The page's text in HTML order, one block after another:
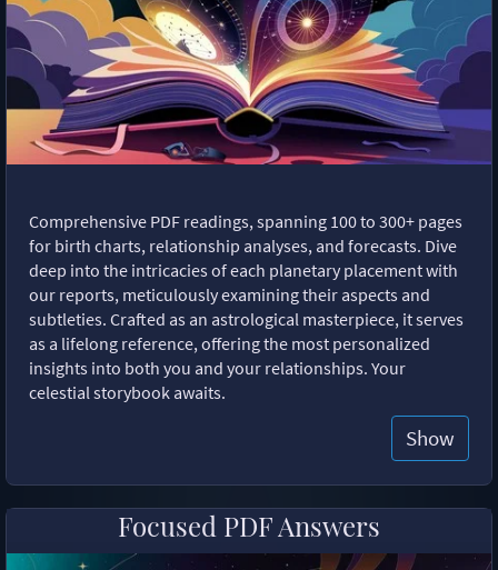
Comprehensive PDF readings, spanning 100 to 300+ pages
for birth charts, relationship analyses, and forecasts. Dive
deep into the intricacies of each planetary placement with
our reports, meticulously examining their aspects and
subtleties. Crafted as an astrological masterpiece, it serves
as a lifelong reference, offering the most personalized
insights into both you and your relationships. Your
celestial storybook awaits.
Show
Focused PDF Answers